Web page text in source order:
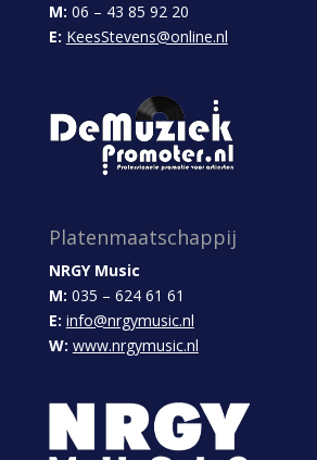
M: 06 – 43 85 92 20
E: KeesStevens@online.nl
Platenmaatschappij
NRGY Music
M: 035 – 624 61 61
E: info@nrgymusic.nl
W: www.nrgymusic.nl